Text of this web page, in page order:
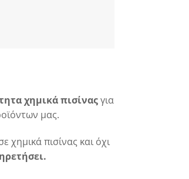
χημικά πισίναςγια
μας.
χημικά πισίνας και όχι